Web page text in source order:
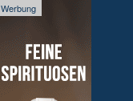
Werbung